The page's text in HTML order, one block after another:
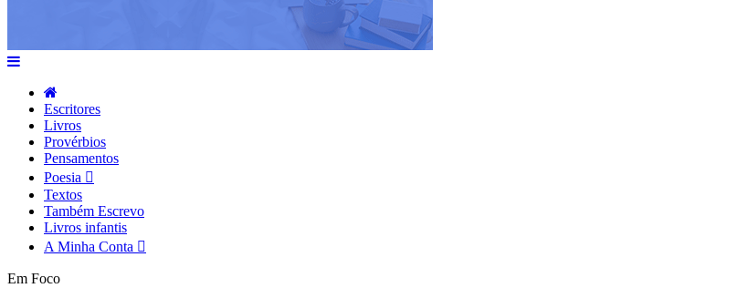
Escritores
Livros
Provérbios
Pensamentos
Poesia
Textos
Também Escrevo
Livros infantis
A Minha Conta
Em Foco